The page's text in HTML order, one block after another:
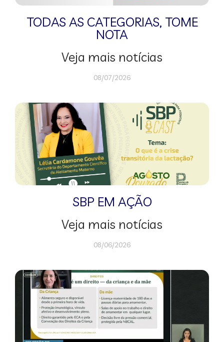
TODAS AS CATEGORIAS, TOME
NOTA
Veja mais notícias
08/07/2026
SBP EM AÇÃO
Veja mais notícias
08/06/2026